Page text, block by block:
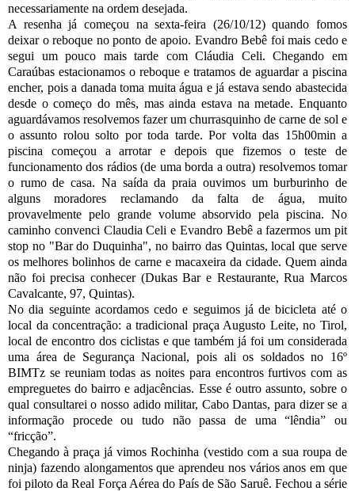
necessariamente na ordem desejada.
A resenha já começou na sexta-feira (26/10/12) quando fomos
deixar o reboque no ponto de apoio. Evandro Bebê foi mais cedo e
segui um pouco mais tarde com Cláudia Celi. Chegando em
Caraúbas estacionamos o reboque e tratamos de aguardar a piscina
encher, pois a danada toma muita água e já estava sendo abastecida
desde o começo do mês, mas ainda estava na metade. Enquanto
aguardávamos resolvemos fazer um churrasquinho de carne de sol e
o assunto rolou solto por toda tarde. Por volta das 15h00min a
piscina começou a arrotar e depois que fizemos o teste de
funcionamento dos rádios (de uma borda a outra) resolvemos tomar
o rumo de casa. Na saída da praia ouvimos um burburinho de
alguns moradores reclamando da falta de água, muito
provavelmente pelo grande volume absorvido pela piscina. No
caminho convenci Claudia Celi e Evandro Bebê a fazermos um pit
stop no "Bar do Duquinha", no bairro das Quintas, local que serve
os melhores bolinhos de carne e macaxeira da cidade. Quem ainda
não foi precisa conhecer (Dukas Bar e Restaurante, Rua Marcos
Cavalcante, 97, Quintas).
No dia seguinte acordamos cedo e seguimos já de bicicleta até o
local da concentração: a tradicional praça Augusto Leite, no Tirol,
local de encontro dos ciclistas e que também já foi um considerada
uma área de Segurança Nacional, pois ali os soldados no 16º
BIMTz se reuniam todas as noites para encontros furtivos com as
empreguetes do bairro e adjacências. Esse é outro assunto, sobre o
qual consultarei o nosso adido militar, Cabo Dantas, para dizer se a
informação procede ou tudo não passa de uma “lêndia” ou
“fricção”.
Chegando à praça já vimos Rochinha (vestido com a sua roupa de
ninja) fazendo alongamentos que aprendeu nos vários anos em que
foi piloto da Real Força Aérea do País de São Saruê. Fechou a série